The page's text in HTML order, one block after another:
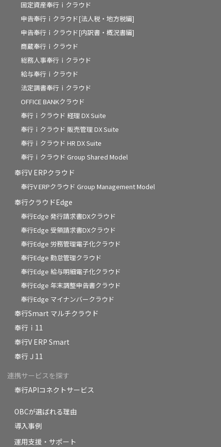
固定資産奉行ｉクラウド
申告奉行ｉクラウド[法人税・地方税編]
申告奉行ｉクラウド[内訳書・概況書編]
商蔵奉行ｉクラウド
総務人事奉行ｉクラウド
給与奉行ｉクラウド
法定調書奉行ｉクラウド
OFFICE BANKクラウド
奉行ｉクラウド 経理 DX Suite
奉行ｉクラウド 販売管理 DX Suite
奉行ｉクラウド HR DX Suite
奉行ｉクラウド Group Shared Model
奉行V ERPクラウド
奉行V ERPクラウド Group Management Model
奉行クラウドEdge
奉行Edge 発行請求書DXクラウド
奉行Edge 受領請求書DXクラウド
奉行Edge 労務管理電子化クラウド
奉行Edge 勤怠管理クラウド
奉行Edge 給与明細電子化クラウド
奉行Edge 年末調整申告書クラウド
奉行Edge マイナンバークラウド
奉行Smart マルチクラウド
奉行ｉ11
奉行V ERP Smart
奉行Ｊ11
連携サービスを探す
奉行APIコネクトサービス
OBCが選ばれる理由
導入事例
運用支援・サポート